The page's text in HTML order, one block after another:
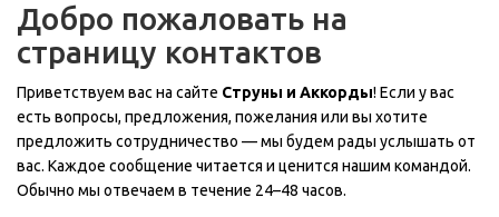
Добро пожаловать на
страницу контактов
Приветствуем вас на сайте Струны и Аккорды! Если у вас
есть вопросы, предложения, пожелания или вы хотите
предложить сотрудничество — мы будем рады услышать от
вас. Каждое сообщение читается и ценится нашим командой.
Обычно мы отвечаем в течение 24–48 часов.